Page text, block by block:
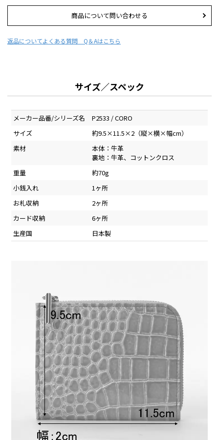
商品について問い合わせる
返品についてよくある質問 Q＆Aはこちら
サイズ／スペック
メーカー品番/シリーズ名
P2533 / CORO
サイズ
約9.5×11.5×2（縦×横×幅cm）
素材
本体：牛革
裏地：牛革、コットンクロス
重量
約70g
小銭入れ
1ヶ所
お札収納
2ヶ所
カード収納
6ヶ所
生産国
日本製